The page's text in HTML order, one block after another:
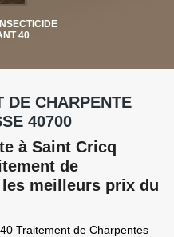
40
DE CHARPENTE
40700
à Saint Cricq
de
meilleurs prix du
Traitement de Charpentes